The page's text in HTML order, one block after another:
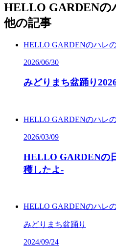
HELLO GARDENの
他の記事
HELLO GARDENのハレ
2026/06/30
みどりまち盆踊り
HELLO GARDENのハレ
2026/03/09
HELLO GARDENの
穫したよ-
HELLO GARDENのハレ
みどりまち盆踊り
2024/09/24